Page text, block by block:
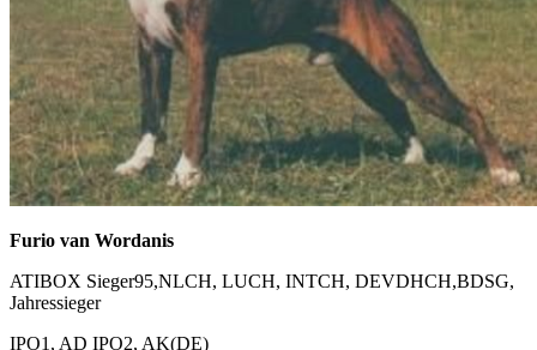
Furio van Wordanis
ATIBOX Sieger95,NLCH, LUCH, INTCH, DEVDHCH,BDSG,
Jahressieger
IPO1, AD IPO2, AK(DE)